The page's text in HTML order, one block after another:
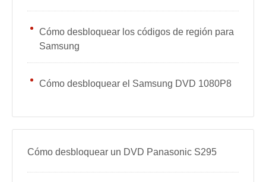
Cómo desbloquear los códigos de región para
Samsung
Cómo desbloquear el Samsung DVD 1080P8
Cómo desbloquear un DVD Panasonic S295